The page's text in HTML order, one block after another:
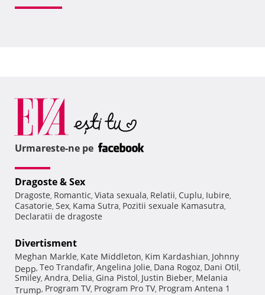
Urmareste-ne pe
Dragoste & Sex
Dragoste, Romantic, Viata sexuala, Relatii, Cuplu, Iubire,
Casatorie, Sex, Kama Sutra, Pozitii sexuale Kamasutra,
Declaratii de dragoste
Divertisment
Meghan Markle, Kate Middleton, Kim Kardashian, Johnny
Depp, Teo Trandafir, Angelina Jolie, Dana Rogoz, Dani Otil,
Smiley, Andra, Delia, Gina Pistol, Justin Bieber, Melania
Trump, Program TV, Program Pro TV, Program Antena 1